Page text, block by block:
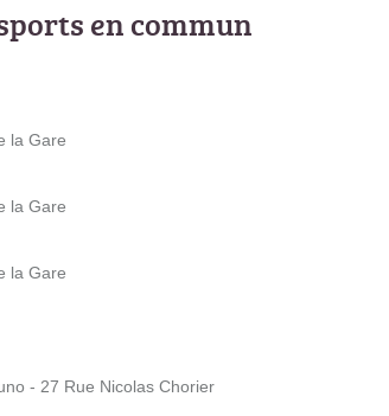
en commun
la Gare
la Gare
la Gare
- 27 Rue Nicolas Chorier